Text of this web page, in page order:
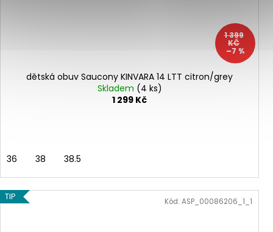
1 399
KČ
–7 %
dětská obuv Saucony KINVARA 14 LTT citron/grey
Skladem (4 ks)
1 299 Kč
36 38 38.5
TIP Kód: ASP_00086206_1_1